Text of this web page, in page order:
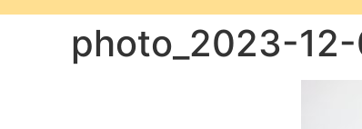
photo_2023-